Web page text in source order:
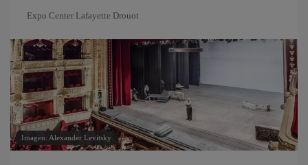
Expo Center Lafayette Drouot
Imagen: Alexander Levitsky